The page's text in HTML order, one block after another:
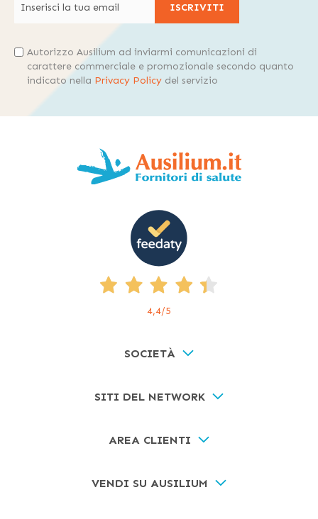
ISCRIVITI
Autorizzo Ausilium ad inviarmi comunicazioni di
carattere commerciale e promozionale secondo quanto
indicato nella Privacy Policy del servizio
4,4/5
SOCIETÀ
SITI DEL NETWORK
AREA CLIENTI
VENDI SU AUSILIUM